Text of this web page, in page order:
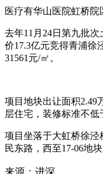
医疗有华山医院虹桥院
去年11月24日第九批次
价17.3亿元竞得青浦徐
31561元/㎡。
项目地块出让面积2.49
层住宅，装修标准不低
项目坐落于大虹桥徐
民东路，西至17-06地